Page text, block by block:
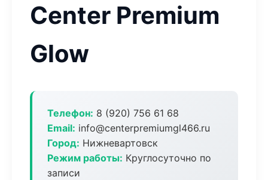
Center Premium
Glow
Телефон: 8 (920) 756 61 68
Email: info@centerpremiumgl466.ru
Город: Нижневартовск
Режим работы: Круглосуточно по
записи